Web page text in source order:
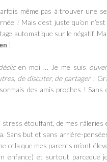
même pas à trouver une
! Mais c’est juste qu’on n’est
automatique sur le négatif.
!
en moi … Je me suis
de discuter, de partager !
des amis proches !
stress étouffant, de mes râleries
Sans but et sans arrière-
cela que mes parents m’ont
enfance) et surtout